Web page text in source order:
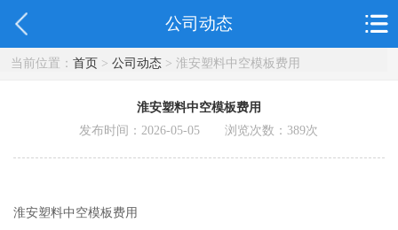
公司动态
当前位置： 首页> 公司动态> 淮安塑料中空模板费用
淮安塑料中空模板费用
发布时间：2026-05-05 浏览次数：389次
淮安塑料中空模板费用